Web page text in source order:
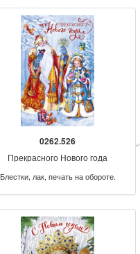
0262.526
Прекрасного Нового года
Блестки, лак, печать на обороте.